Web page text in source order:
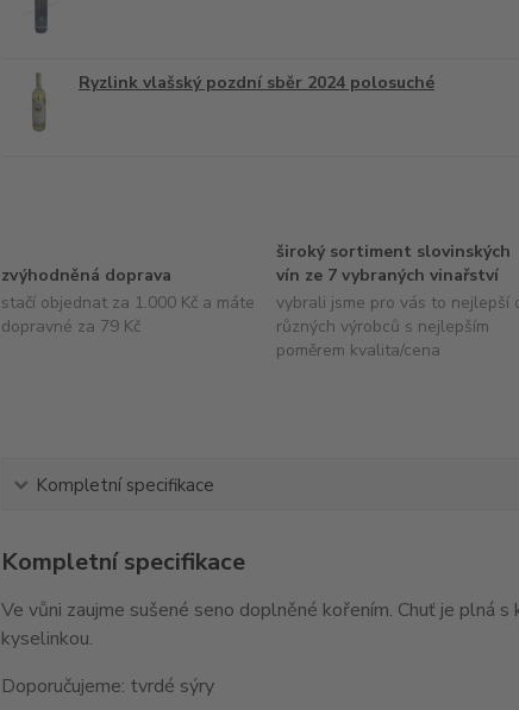
Ryzlink vlašský pozdní sběr 2024 polosuché
zvýhodněná doprava
stačí objednat za 1.000 Kč a máte
dopravné za 79 Kč
široký sortiment slovinských
vín ze 7 vybraných vinařství
vybrali jsme pro vás to nejlepší
různých výrobců s nejlepším
poměrem kvalita/cena
Kompletní specifikace
Kompletní specifikace
Ve vůni zaujme sušené seno doplněné kořením. Chuť je plná
kyselinkou.
Doporučujeme: tvrdé sýry